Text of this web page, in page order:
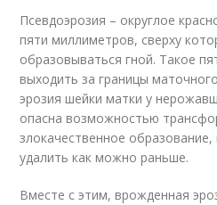
Псевдоэрозия – округлое
пяти миллиметров, сверху
образовываться гной. Такое
выходить за границы
эрозия шейки матки у
опасна возможностью
злокачественное
удалить как можно раньше.
Вместе с этим, врожденная